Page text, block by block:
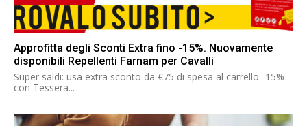
Approfitta degli Sconti Extra fino -15%. Nuovamente
disponibili Repellenti Farnam per Cavalli
Super saldi: usa extra sconto da €75 di spesa al carrello -15%
con Tessera...